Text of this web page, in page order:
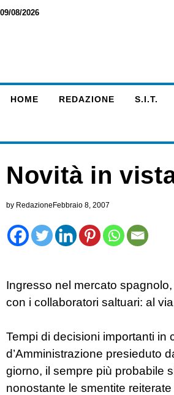
09/08/2026
HOME REDAZIONE S.I.T.
Novità in
by Redazione Febbraio 8, 2007
Ingresso nel mercato
con i collaboratori saltuari: al
Tempi di decisioni importanti
d’Amministrazione presieduto
giorno, il sempre più probabile
nonostante le smentite